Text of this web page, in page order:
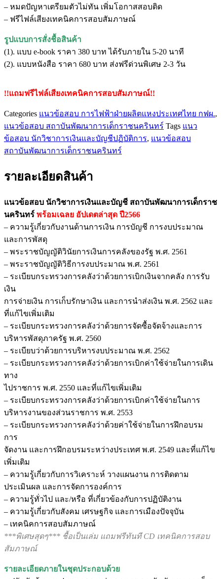
บัญชี
พัฒนาการ
เด็ก
ราช
– หมดปัญหาเตรียมตัวไม่ทัน เพิ่มโอกาสสอบติด
– ฟรีไฟล์เสียงเทคนิคการสอบสัมภาษณ์
รูปแบบการสั่งชื้อสินค้า
(1). แบบ e-book ราคา 380 บาท ได้รับภายใน 5-20 นาที
(2). แบบหนังสือ ราคา 680 บาท ส่งฟรีด่วนพิเศษ 2-3 วัน
!!แถมฟรีไฟล์เสียงเทคนิคการสอบสัมภาษณ์!!
Categories แนวข้อสอบ การไฟฟ้าฝ่ายผลิตแหงประเทศไทย กฟผ.,
แนวข้อสอบ สถาบันพัฒนาการเด็กราชนครินทร์ Tags แนว
ข้อสอบ นักวิชาการเงินและบัญชีปฏิบัติการ, แนวข้อสอบ
สถาบันพัฒนาการเด็กราชนครินทร์
รายละเอียดสินค้า
แนวข้อสอบ นักวิชาการเงินและบัญชี สถาบันพัฒนาการเด็กราช
นครินทร์ พร้อมเฉลย อัปเดตล่าสุด ปี2566
– ความรู้เกี่ยวกับงานด้านการเงิน การบัญชี การงบประมาณ
และการพัสดุ
– พระราชบัญญัติวินัยการเงินการคลังของรัฐ พ.ศ. 2561
– พระราชบัญญัติวิธีการงบประมาณ พ.ศ. 2561
– ระเบียบกระทรวงการคลังว่าด้วยการเบิกเงินจากคลัง การรับ
เงิน
การจ่ายเงิน การเก็บรักษาเงิน และการนำส่งเงิน พ.ศ. 2562 และ
ที่แก้ไขเพิ่มเติม
– ระเบียบกระทรวงการคลังว่าด้วยการจัดซื้อจัดจ้างและการ
บริหารพัสดุภาครัฐ พ.ศ. 2560
– ระเบียบว่าด้วยการบริหารงบประมาณ พ.ศ. 2562
– ระเบียบกระทรวงการคลังว่าด้วยการเบิกค่าใช้จ่ายในการเดิน
ทาง
ไปราชการ พ.ศ. 2550 และที่แก้ไขเพิ่มเติม
– ระเบียบกระทรวงการคลังว่าด้วยการเบิกค่าใช้จ่ายในการ
บริหารงานของส่วนราชการ พ.ศ. 2553
– ระเบียบกระทรวงการคลังว่าด้วยค่าใช้จ่ายในการฝึกอบรม
การ
จัดงาน และการฝึกอบรมระหว่างประเทศ พ.ศ. 2549 และที่แก้ไข
เพิ่มเติม
– ความรู้เกี่ยวกับการวิเคราะห์ วางแผนงาน การติดตาม
ประเมินผล และการจัดการองค์การ
– ความรู้ทั่วไป และ/หรือ ที่เกี่ยวข้องกับการปฏิบัติงาน
– ความรู้เกี่ยวกับสังคม เศรษฐกิจ และการเมืองปัจจุบัน
– เทคนิคการสอบสัมภาษณ์
***พิเศษสุดๆ*** ชื้อเป็นเล่ม แถมฟรีทันที CD เทคนิคการสอบ
สัมภาษณ์
รายละเอียดภายในชุดประกอบด้วย